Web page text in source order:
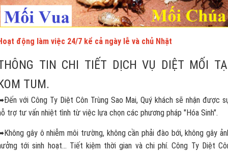
động làm việc 24/7 kể cả ngày lễ và chủ Nhật
TIN CHI TIẾT DỊCH VỤ DIỆT MỐI
TUM.
với Công Ty Diệt Côn Trùng Sao Mai, Quý khách sẽ nhận được
trợ tư vấn nhiệt tình từ việc lựa chọn các phương pháp "Hóa Sinh".
gây ô nhiễm môi trường, không cần phải đào bới, không gây
tới sinh hoạt... Tiết kiệm thời gian và chi phí. Công Ty Diệt